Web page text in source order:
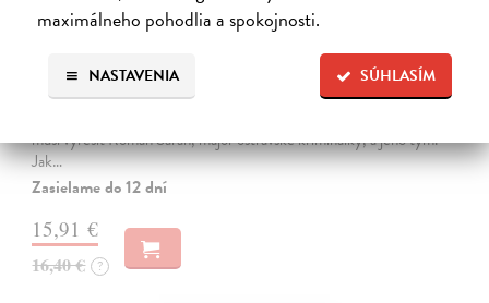
maximálneho pohodlia a spokojnosti.
SÚHLASÍM
NASTAVENIA
Sagitarius Petr| Kniha
Tramwaj Cafe je kavárna v polském Těšíně a zároveň místo, kde se
musí vyřešit Roman Saran, major ostravské kriminálky, a jeho tým.
Jak…
Zasielame do 12 dní
15,91 €
16,40 € ?